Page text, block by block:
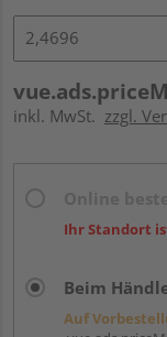
inkl. MwSt. zzgl.
Ihr Standort
Beim
Auf